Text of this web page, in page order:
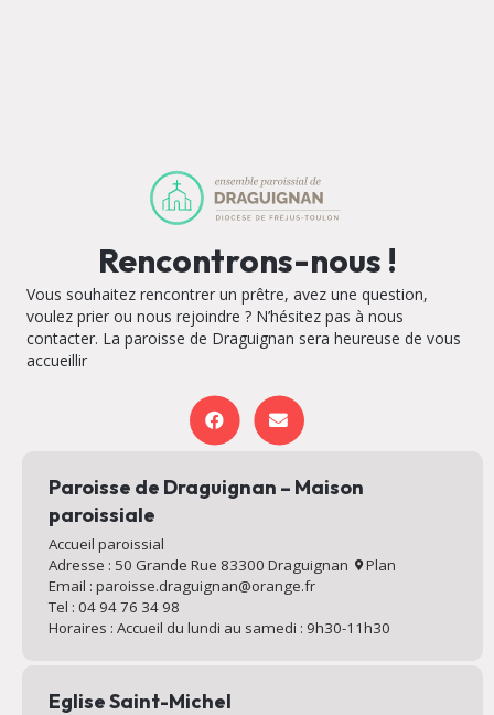
Rencontrons-nous !
Vous souhaitez rencontrer un prêtre, avez une question,
voulez prier ou nous rejoindre ? N’hésitez pas à nous
contacter. La paroisse de Draguignan sera heureuse de vous
accueillir
Paroisse de Draguignan – Maison
paroissiale
Accueil paroissial
Adresse : 50 Grande Rue 83300 Draguignan
Plan
Email : paroisse.draguignan@orange.fr
Tel : 04 94 76 34 98
Horaires : Accueil du lundi au samedi : 9h30-11h30
Eglise Saint-Michel